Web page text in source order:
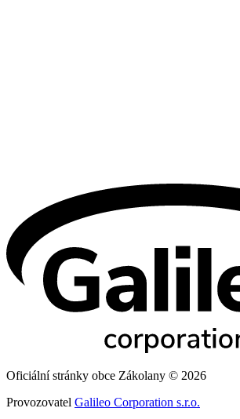
Oficiální stránky obce Zákolany © 2026
Provozovatel Galileo Corporation s.r.o.